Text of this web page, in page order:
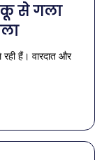
से गला
हैं। वारदात और